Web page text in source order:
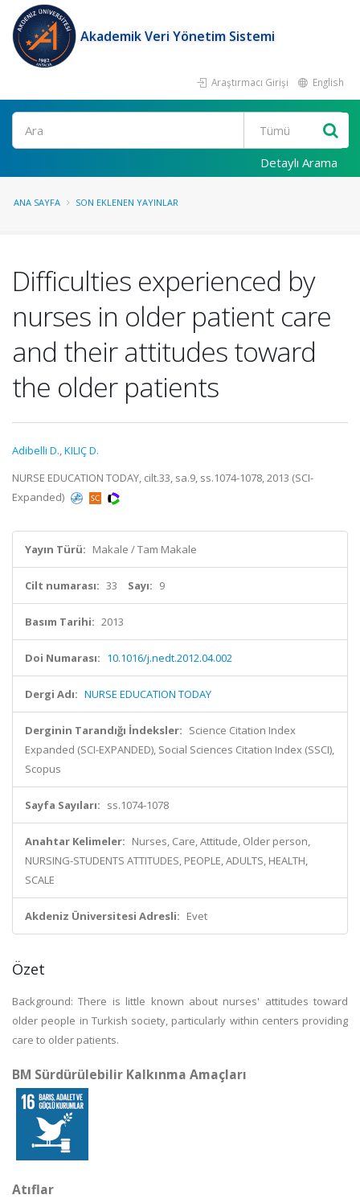
Akademik Veri Yönetim Sistemi
Araştırmacı Girişi English
Ara
Detaylı Arama
ANA SAYFA SON EKLENEN YAYINLAR
Difficulties experienced by
nurses in older patient care
and their attitudes toward
the older patients
Adibelli D.,KILIÇ D.
NURSE EDUCATION TODAY, cilt.33, sa.9, ss.1074-1078, 2013 (SCI-
Expanded)
Yayın Türü: Makale / Tam Makale
Cilt numarası: 33 Sayı: 9
Basım Tarihi: 2013
Doi Numarası: 10.1016/j.nedt.2012.04.002
Dergi Adı: NURSE EDUCATION TODAY
Derginin Tarandığı İndeksler: Science Citation Index
Expanded (SCI-EXPANDED), Social Sciences Citation Index (SSCI),
Scopus
Sayfa Sayıları: ss.1074-1078
Anahtar Kelimeler: Nurses, Care, Attitude, Older person,
NURSING-STUDENTS ATTITUDES, PEOPLE, ADULTS, HEALTH,
SCALE
Akdeniz Üniversitesi Adresli: Evet
Özet
Background: There is little known about nurses' attitudes toward
older people in Turkish society, particularly within centers providing
care to older patients.
BM Sürdürülebilir Kalkınma Amaçları
Atıflar